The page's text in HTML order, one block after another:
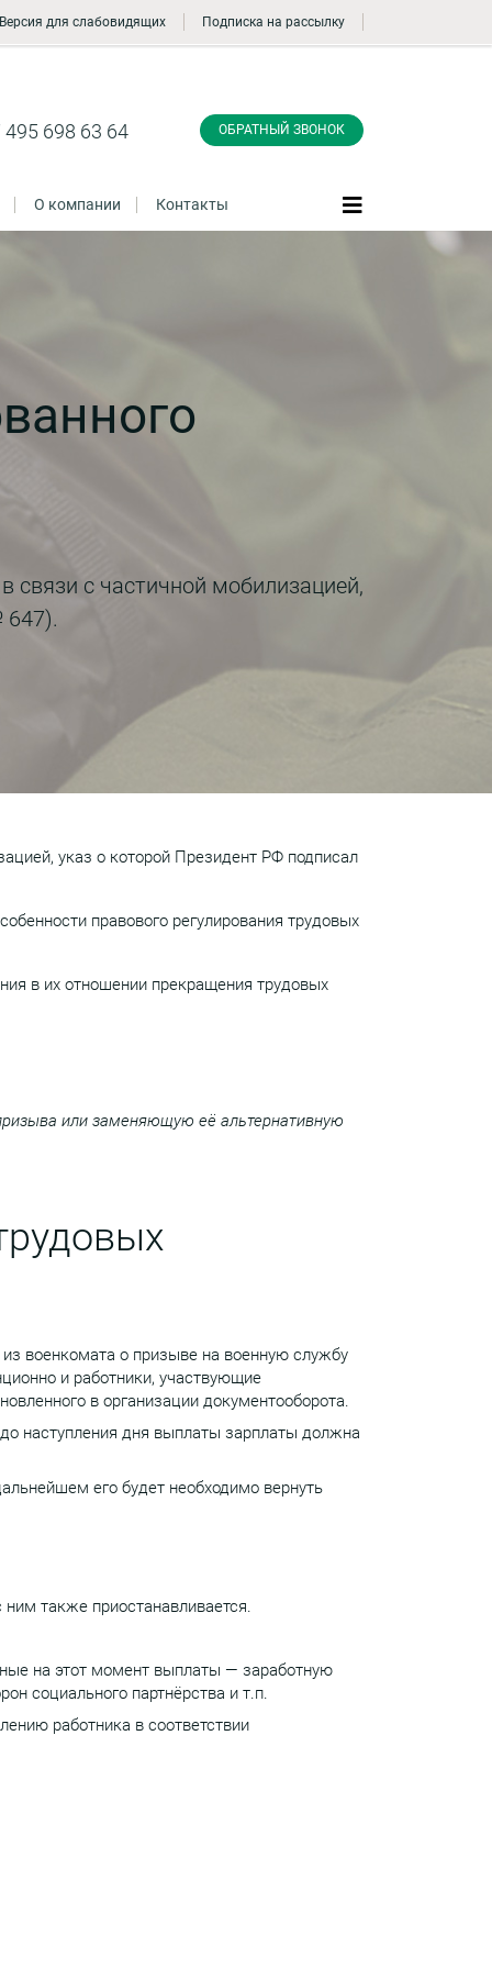
Версия для слабовидящих Подписка на рассылку
495 698 63 64 ОБРАТНЫЙ ЗВОНОК
О компании Контакты
связи с частичной мобилизацией,
647).
указ о которой Президент РФ подписал
правового регулирования трудовых
в их отношении прекращения трудовых
или заменяющую её альтернативную
военкомата о призыве на военную службу
и работники, участвующие
в организации документооборота.
до наступления дня выплаты зарплаты должна
его будет необходимо вернуть
также приостанавливается.
на этот момент выплаты — заработную
социального партнёрства и т.п.
работника в соответствии
звонок